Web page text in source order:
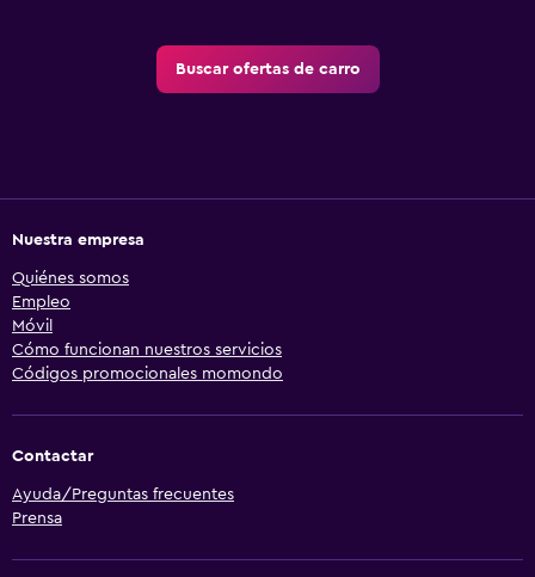
Buscar ofertas de carro
Nuestra empresa
Quiénes somos
Empleo
Móvil
Cómo funcionan nuestros servicios
Códigos promocionales momondo
Contactar
Ayuda/Preguntas frecuentes
Prensa